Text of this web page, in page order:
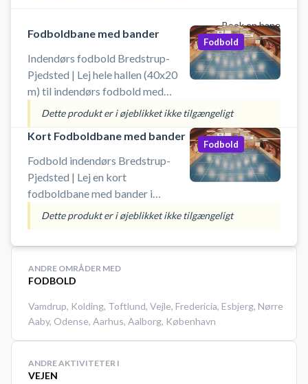
Book en bane
Fodboldbane med bander
Indendørs fodbold Bredstrup-
Pjedsted | Lej hele hallen (40x20
m) til indendørs fodbold med
bander i Bredstrup-Pjedsted
spil fodbold indendørs i
Bredstrup-Pjedsted ved
Fredericia.
Fodbold
Dette produkt er i øjeblikket ikke tilgængeligt
Kort Fodboldbane med bander
Fodbold indendørs Bredstrup-
Pjedsted | Lej en kort
fodboldbane med bander i
Bredstrup-Pjedsted Hallen.
indendørs fodbold i Bredstrup-
Fodbold
Dette produkt er i øjeblikket ikke tilgængeligt
ANDRE OMRÅDER MED
FODBOLD
Vamdrup, Kolding, Toftlund, Vejle, Fredericia, Esbjerg, Nørre
Aaby, Odense, Aarhus, Aalborg, København
ANDRE AKTIVITETER I
VEJEN